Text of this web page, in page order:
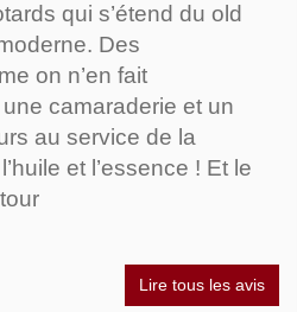
qui s’étend du old
Des
on n’en fait
camaraderie et un
au service de la
et l’essence ! Et le
Lire tous les avis